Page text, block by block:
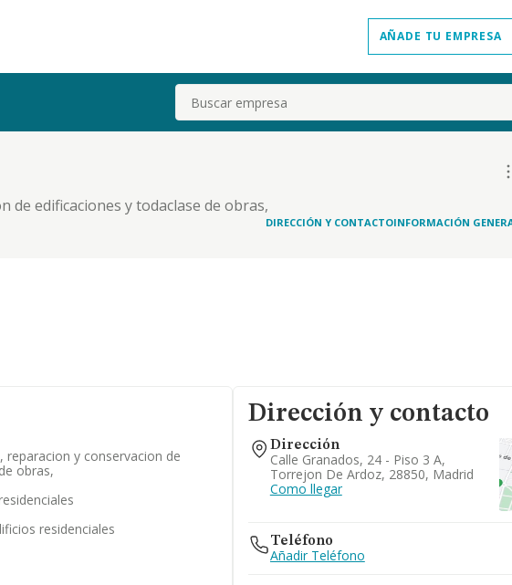
AÑADE TU EMPRESA
Buscar
de edificaciones y todaclase de obras,
DIRECCIÓN Y CONTACTOINFORMACIÓN
y conservacion de
obras,
residenciales
Dirección y contacto
Dirección
Calle Granados, 24 - Piso 3 A,
Torrejon De Ardoz, 28850, Madrid
Como llegar
Teléfono
Añadir Teléfono